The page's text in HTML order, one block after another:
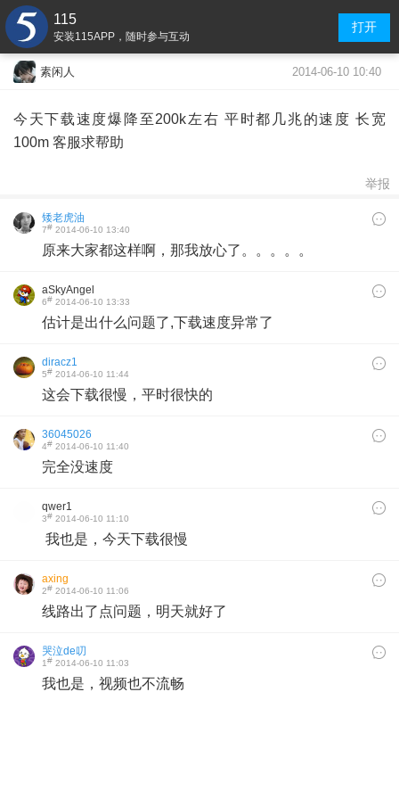
115
安装115APP，随时参与互动
打开
素闲人 2014-06-10 10:40
今天下载速度爆降至200k左右 平时都几兆的速度 长宽
100m 客服求帮助
举报
矮老虎油
7# 2014-06-10 13:40
原来大家都这样啊，那我放心了。。。。。
aSkyAngel
6# 2014-06-10 13:33
估计是出什么问题了,下载速度异常了
diracz1
5# 2014-06-10 11:44
这会下载很慢，平时很快的
36045026
4# 2014-06-10 11:40
完全没速度
qwer1
3# 2014-06-10 11:10
我也是，今天下载很慢
axing
2# 2014-06-10 11:06
线路出了点问题，明天就好了
哭泣de叨
1# 2014-06-10 11:03
我也是，视频也不流畅